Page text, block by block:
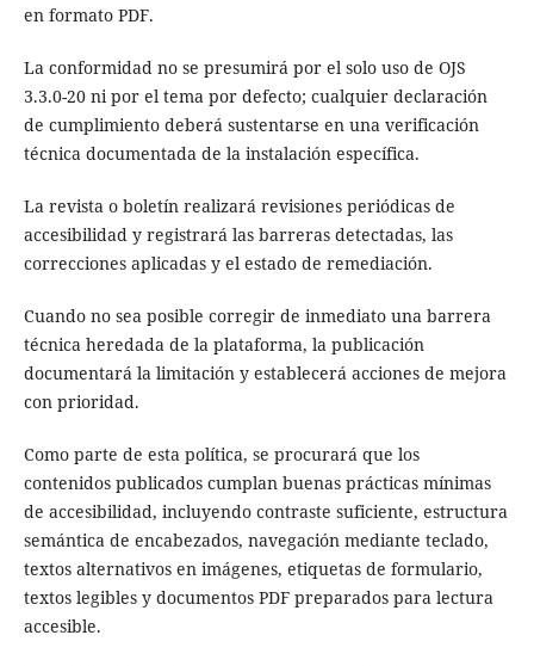
en formato PDF.
La conformidad no se presumirá por el solo uso de OJS
3.3.0-20 ni por el tema por defecto; cualquier declaración
de cumplimiento deberá sustentarse en una verificación
técnica documentada de la instalación específica.
La revista o boletín realizará revisiones periódicas de
accesibilidad y registrará las barreras detectadas, las
correcciones aplicadas y el estado de remediación.
Cuando no sea posible corregir de inmediato una barrera
técnica heredada de la plataforma, la publicación
documentará la limitación y establecerá acciones de mejora
con prioridad.
Como parte de esta política, se procurará que los
contenidos publicados cumplan buenas prácticas mínimas
de accesibilidad, incluyendo contraste suficiente, estructura
semántica de encabezados, navegación mediante teclado,
textos alternativos en imágenes, etiquetas de formulario,
textos legibles y documentos PDF preparados para lectura
accesible.